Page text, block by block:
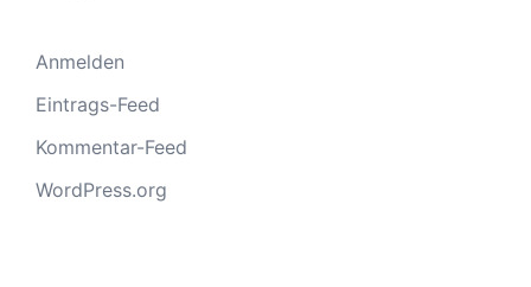
Anmelden
Eintrags-Feed
Kommentar-Feed
WordPress.org